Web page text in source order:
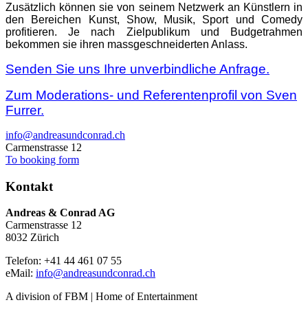
Zusätzlich können sie von seinem Netzwerk an Künstlern in
den Bereichen Kunst, Show, Musik, Sport und Comedy
profitieren. Je nach Zielpublikum und Budgetrahmen
bekommen sie ihren massgeschneiderten Anlass.
Senden Sie uns Ihre unverbindliche Anfrage.
Zum Moderations- und Referentenprofil von Sven
Furrer.
info@andreasundconrad.ch
Carmenstrasse 12
To booking form
Kontakt
Andreas & Conrad AG
Carmenstrasse 12
8032 Zürich
Telefon: +41 44 461 07 55
eMail: info@andreasundconrad.ch
A division of FBM | Home of Entertainment